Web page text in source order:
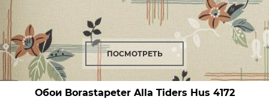
ПОСМОТРЕТЬ
Обои Borastapeter Alla Tiders Hus 4172